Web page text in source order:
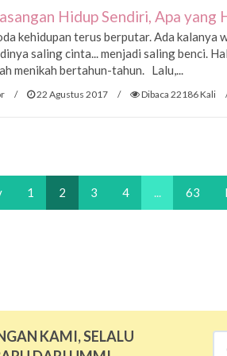
Hidup Sendiri, Apa yang
kehidupan terus berputar. Ada kalanya
saling cinta... menjadi saling benci.
menikah bertahun-tahun. Lalu,...
/ 22 Agustus 2017 / Dibaca 22186 Kali
1 2 3 4 ... 63
KAMI, SELALU